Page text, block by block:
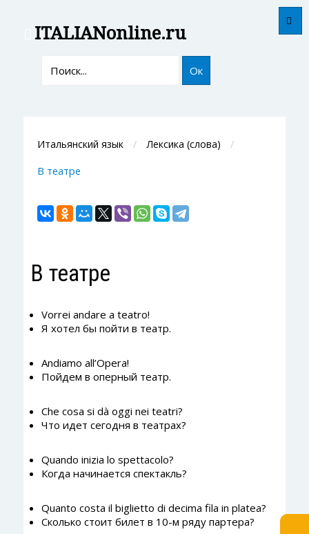
ITALIANonline.ru
Ок
Итальянский язык Лексика (слова)
В театре
В театре
Vorrei andare a teatro!
Я хотел бы пойти в театр.
Andiamo all’Opera!
Пойдем в оперный театр.
Che cosa si dà oggi nei teatri?
Что идет сегодня в театрах?
Quando inizia lo spettacolo?
Когда начинается спектакль?
Quanto costa il biglietto di decima fila in platea?
Сколько стоит билет в 10-м ряду партера?